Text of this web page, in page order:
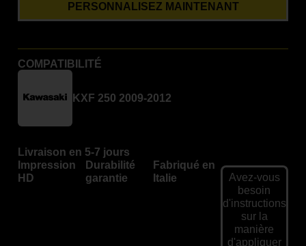
PERSONNALISEZ MAINTENANT
COMPATIBILITÉ
KXF 250 2009-2012
Livraison en 5-7 jours
Impression
HD
Durabilité
garantie
Fabriqué en
Italie
Avez-vous
besoin
d'instructions
sur la
manière
d'appliquer